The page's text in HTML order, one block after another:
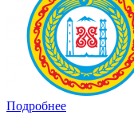
Подробнее